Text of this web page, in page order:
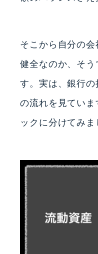
そこから自分の
健全なのか、そう
す。実は、銀行
の流れを見てい
ックに分けてみま